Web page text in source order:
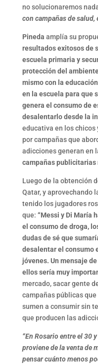
no solucionaremos
con campañas de
Pineda amplía su
resultados exitosos de
escuela primaria y
protección del
mismo con la
en la escuela para que
genera el consumo de
desalentarlo desde la
educativa en los chicos
por campañas que
adicciones generan en
campañas publicitarias
Luego de la obtención
Qatar, y aprovechando
tenido los jugadores
que: “Messi y Di María
el consumo de droga,
dudas de sé que
desalentar el consumo
jóvenes. Un mensaje
ellos sería muy
mercado, sacar gente
campañas públicas
sumen a consumir sin
que producen las
“En Rosario entre el 30
proviene de la venta de
pensar cuánto menos